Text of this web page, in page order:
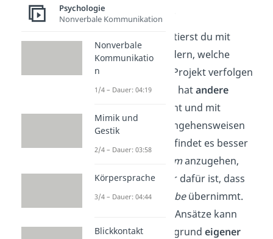
Entschluss kommen.
Beispielsweise diskutierst du mit
deinen Teammitgliedern, welche
Strategie ihr für ein Projekt verfolgen
wollt. Jeder von euch hatandere
gemacht und mit
verschiedenen Herangehensweisen
Erfolg gehabt. Einer findet es besser
Aufgabe im Teamanzugehen,
während ein anderer dafür ist, dass
jeder nur eine Aufgabeübernimmt.
Trotz verschiedener Ansätze kann
jeder seine Wahl aufgrund eigener
Psychologie
Nonverbale Kommunikation
Nonverbale
Kommunikatio
n
1/4 – Dauer: 04:19
Mimik und
Gestik
2/4 – Dauer: 03:58
Körpersprache
3/4 – Dauer: 04:44
Blickkontakt